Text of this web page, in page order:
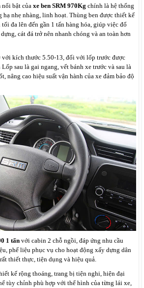
nổi bật củaxe ben SRM 970Kg chính là hệ thống
hạ nhẹ nhàng, linh hoạt. Thùng ben được thiết kế
tối đa lên đến gần 1 tấn hàng hóa, giúp việc đổ
cát đá trở nên nhanh chóng và an toàn hơn
với kích thước 5.50-13, đối với lốp trước được
sau là gai ngang, vết bánh xe trước và sau là
nâng cao hiệu suất vận hành của xe đảm bảo độ
1 tấnvới cabin 2 chỗ ngồi, đáp ứng nhu cầu
phế liệu phục vụ cho hoạt động xấy dựng dân
thiết thực, tiện dụng và hiệu quả.
kế rộng thoáng, trang bị tiện nghi, hiện đại
tùy chỉnh phù hợp với thể hình của từng lái xe,